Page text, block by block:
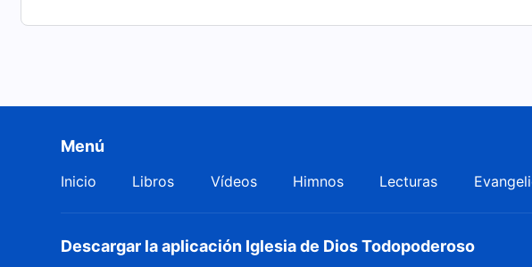
Menú
Inicio Libros Vídeos Himnos Lecturas
Descargar la aplicación Iglesia de Dios Todopoderoso